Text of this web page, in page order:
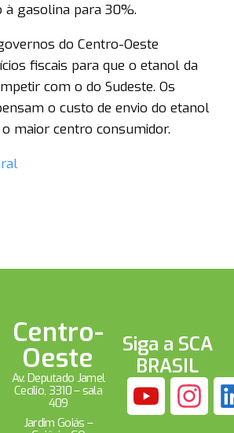
à gasolina para 30%.
do Centro-Oeste
fiscais para que o etanol da
com o do Sudeste. Os
o custo de envio do etanol
maior centro consumidor.
Centro-
Oeste
Av. Deputado Jamel
Cecílio, 3310 – sala
409
Jardim Goiás –
Siga a SCA
BRASIL